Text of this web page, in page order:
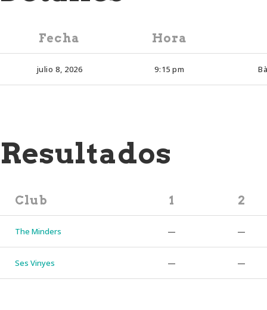
Fecha Hora
julio 8, 2026 9:15 pm
Resultados
Club 1 2
The Minders — —
Ses Vinyes — —